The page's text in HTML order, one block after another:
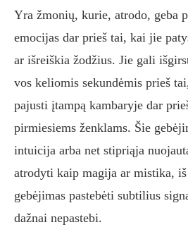
Yra žmonių, kurie, atrodo, geba
emocijas dar prieš tai, kai jie
ar išreiškia žodžius. Jie gali
vos keliomis sekundėmis prieš
pajusti įtampą kambaryje dar
pirmiesiems ženklams. Šie
intuicija arba net stipriąja
atrodyti kaip magija ar mistika,
gebėjimas pastebėti subtilius
dažnai nepastebi.